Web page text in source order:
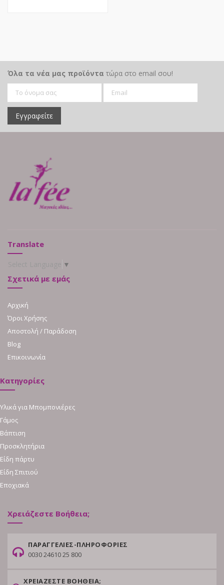
Όλα τα νέα μας προϊόντα τώρα στο email σου!
Εγγραφείτε
Translate
▼
Σχετικά με εμάς
Αρχική
Όροι Χρήσης
Αποστολή / Παράδοση
Blog
Επικοινωνία
Κατηγορίες
Υλικά για Μπομπονιέρες
Γάμος
Βάπτιση
Προσκλητήρια
Είδη πάρτυ
Είδη Σπιτιού
Εποχιακά
Χρειάζεστε Βοήθεια;
ΠΑΡΑΓΓΕΛΙΕΣ-ΠΛΗΡΟΦΟΡΙΕΣ
0030 24610 25 800
ΧΡΕΙΑΖΕΣΤΕ ΒΟΗΘΕΙΑ;